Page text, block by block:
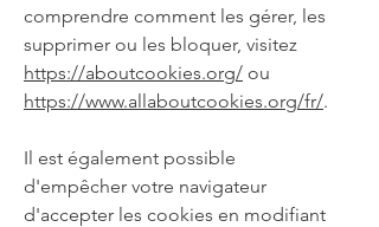
comprendre comment les gérer, les
supprimer ou les bloquer, visitez
https://aboutcookies.org/ ou
https://www.allaboutcookies.org/fr/.
Il est également possible
d'empêcher votre navigateur
d'accepter les cookies en modifiant